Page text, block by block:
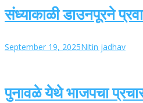
संध्याकाळी डाउनपूरने
September 19, 2025Nitin jadhav
पुनावळे येथे भाजपचा